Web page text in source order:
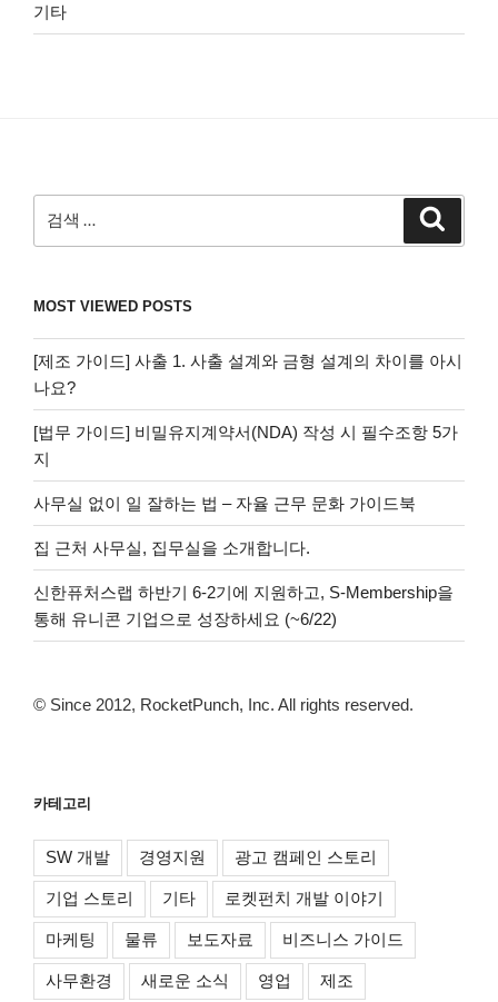
기타
색:
MOST VIEWED POSTS
[제조 가이드] 사출 1. 사출 설계와 금형 설계의 차이를 아시
나요?
[법무 가이드] 비밀유지계약서(NDA) 작성 시 필수조항 5가
지
사무실 없이 일 잘하는 법 – 자율 근무 문화 가이드북
집 근처 사무실, 집무실을 소개합니다.
신한퓨처스랩 하반기 6-2기에 지원하고, S-Membership을
통해 유니콘 기업으로 성장하세요 (~6/22)
© Since 2012, RocketPunch, Inc. All rights reserved.
카테고리
SW 개발 경영지원 광고 캠페인 스토리
기업 스토리 기타 로켓펀치 개발 이야기
마케팅 물류 보도자료 비즈니스 가이드
사무환경 새로운 소식 영업 제조